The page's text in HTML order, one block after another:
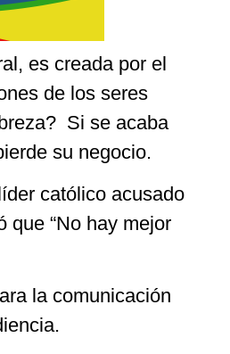
es creada por el
de los seres
Si se acaba
su negocio.
católico acusado
que “No hay mejor
la comunicación